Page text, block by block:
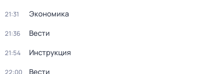
21:31 Экономика
21:36 Вести
21:54 Инструкция
22:00 Вести